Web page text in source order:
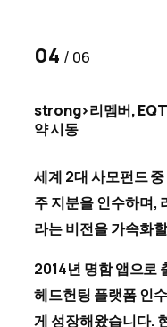
04 / 06
strong>리멤버, EQT
약 시동
세계 2대 사모펀드
주 지분을 인수하며,
라는 비전을 가속화
2014년 명함 앱으로
헤드헌팅 플랫폼 인
게 성장해왔습니다.